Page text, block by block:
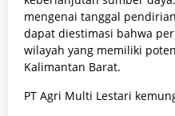
mengenai tanggal
dapat diestimasi bahwa
wilayah yang memiliki
Kalimantan Barat.
PT Agri Multi Lestari